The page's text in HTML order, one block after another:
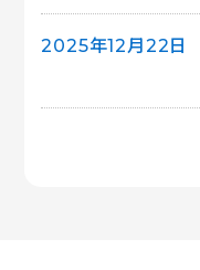
2025年12月22日